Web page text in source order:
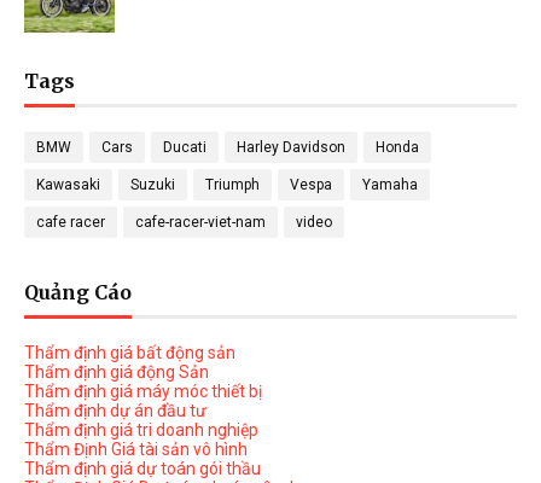
Tags
BMW Cars Ducati Harley Davidson Honda
Kawasaki Suzuki Triumph Vespa Yamaha
cafe racer cafe-racer-viet-nam video
Quảng Cáo
Thẩm định giá bất động sản
Thẩm định giá động Sản
Thẩm định giá máy móc thiết bị
Thẩm định dự án đầu tư
Thẩm định giá tri doanh nghiệp
Thẩm Định Giá tài sản vô hình
Thẩm định giá dự toán gói thầu